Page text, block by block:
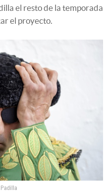
el resto de la temporada
el proyecto.